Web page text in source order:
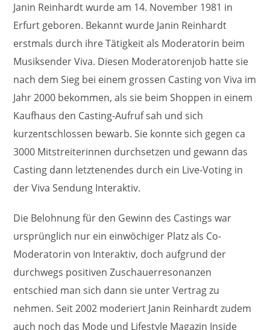
Janin Reinhardt wurde am 14. November 1981 in
Erfurt geboren. Bekannt wurde Janin Reinhardt
erstmals durch ihre Tätigkeit als Moderatorin beim
Musiksender Viva. Diesen Moderatorenjob hatte sie
nach dem Sieg bei einem grossen Casting von Viva im
Jahr 2000 bekommen, als sie beim Shoppen in einem
Kaufhaus den Casting-Aufruf sah und sich
kurzentschlossen bewarb. Sie konnte sich gegen ca
3000 Mitstreiterinnen durchsetzen und gewann das
Casting dann letztenendes durch ein Live-Voting in
der Viva Sendung Interaktiv.
Die Belohnung für den Gewinn des Castings war
ursprünglich nur ein einwöchiger Platz als Co-
Moderatorin von Interaktiv, doch aufgrund der
durchwegs positiven Zuschauerresonanzen
entschied man sich dann sie unter Vertrag zu
nehmen. Seit 2002 moderiert Janin Reinhardt zudem
auch noch das Mode und Lifestyle Magazin Inside